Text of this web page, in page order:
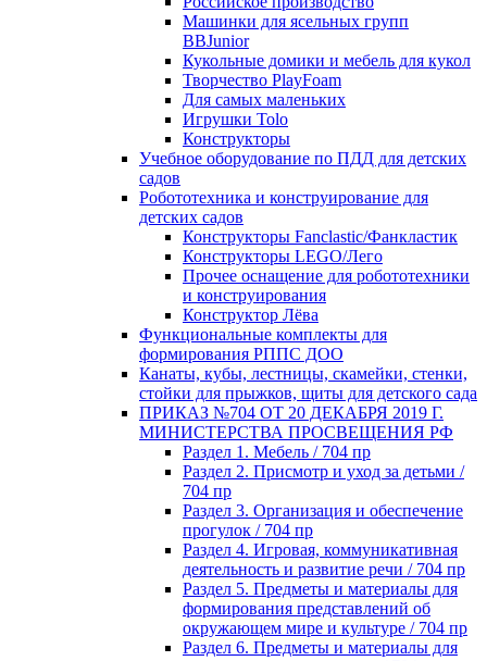
Машинки для ясельных групп
BBJunior
Кукольные домики и мебель для кукол
Творчество PlayFoam
Для самых маленьких
Игрушки Tolo
Конструкторы
Учебное оборудование по ПДД для детских
садов
Робототехника и конструирование для
детских садов
Конструкторы Fanclastic/Фанкластик
Конструкторы LEGO/Лего
Прочее оснащение для робототехники
и конструирования
Конструктор Лёва
Функциональные комплекты для
формирования РППС ДОО
Канаты, кубы, лестницы, скамейки, стенки,
стойки для прыжков, щиты для детского сада
ПРИКАЗ №704 ОТ 20 ДЕКАБРЯ 2019 Г.
МИНИСТЕРСТВА ПРОСВЕЩЕНИЯ РФ
Раздел 1. Мебель / 704 пр
Раздел 2. Присмотр и уход за детьми /
704 пр
Раздел 3. Организация и обеспечение
прогулок / 704 пр
Раздел 4. Игровая, коммуникативная
деятельность и развитие речи / 704 пр
Раздел 5. Предметы и материалы для
формирования представлений об
окружающем мире и культуре / 704 пр
Раздел 6. Предметы и материалы для